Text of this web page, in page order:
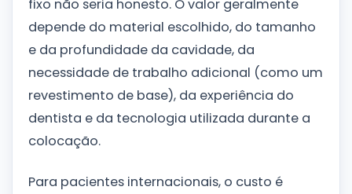
fixo não seria honesto. O valor geralmente
depende do material escolhido, do tamanho
e da profundidade da cavidade, da
necessidade de trabalho adicional (como um
revestimento de base), da experiência do
dentista e da tecnologia utilizada durante a
colocação.
Para pacientes internacionais, o custo é